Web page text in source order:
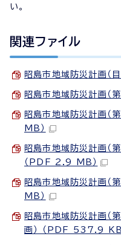
い。
関連ファイル
昭島市地域防災計画（
昭島市地域防災計画（
昭島市地域防災計画（
MB）
昭島市地域防災計画（
（PDF 2.9 MB）
昭島市地域防災計画（
MB）
昭島市地域防災計画（
画） （PDF 537.9 KB